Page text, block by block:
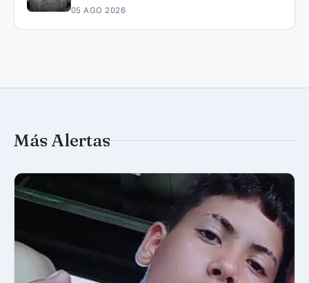
05 AGO 2026
Más Alertas